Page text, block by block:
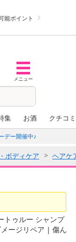
能ポイント
メニュー
集 お酒 クチコ
デー開催中♪
ボディケア ヘアケ
トゥルー シャンプ
ージリペア | 傷ん